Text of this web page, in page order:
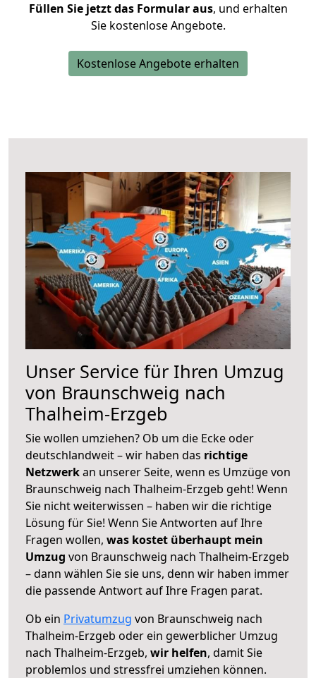
Füllen Sie jetzt das Formular aus, und erhalten
Sie kostenlose Angebote.
Kostenlose Angebote erhalten
Unser Service für Ihren Umzug
von Braunschweig nach
Thalheim-Erzgeb
Sie wollen umziehen? Ob um die Ecke oder
deutschlandweit – wir haben das richtige
Netzwerkan unserer Seite, wenn es Umzüge von
Braunschweig nach Thalheim-Erzgeb geht! Wenn
Sie nicht weiterwissen – haben wir die richtige
Lösung für Sie! Wenn Sie Antworten auf Ihre
Fragen wollen, was kostet überhaupt mein
Umzug von Braunschweig nach Thalheim-Erzgeb
– dann wählen Sie sie uns, denn wir haben immer
die passende Antwort auf Ihre Fragen parat.
Ob ein Privatumzug von Braunschweig nach
Thalheim-Erzgeb oder ein gewerblicher Umzug
nach Thalheim-Erzgeb, wir helfen, damit Sie
problemlos und stressfrei umziehen können.